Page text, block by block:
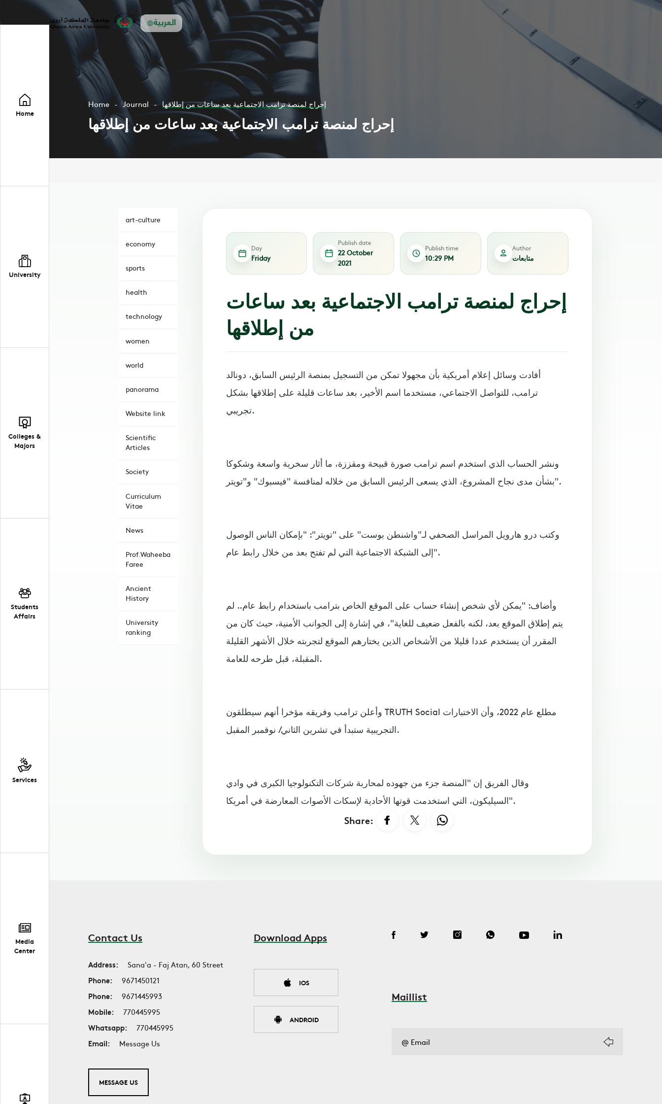
العربية
Home
University
Colleges &
Majors
Students
Affairs
Services
Media
Center
Home Journal إحراج لمنصة ترامب الاجتماعية بعد ساعات من إطلاقها
إحراج لمنصة ترامب الاجتماعية بعد ساعات من إطلاقها
art-culture
economy
sports
health
technology
women
world
panorama
Website link
Scientific
Articles
Society
Curriculum
Vitae
News
Prof.Waheeba
Faree
Ancient
History
University
ranking
Day
Friday
Publish date
22 October
2021
Publish time
10:29 PM
Author
متابعات
إحراج لمنصة ترامب الاجتماعية بعد ساعات
من إطلاقها
أفادت وسائل إعلام أمريكية بأن مجهولا تمكن من التسجيل بمنصة الرئيس السابق، دونالد
ترامب، للتواصل الاجتماعي، مستخدما اسم الأخير، بعد ساعات قليلة على إطلاقها بشكل
تجريبي.
ونشر الحساب الذي استخدم اسم ترامب صورة قبيحة ومقززة، ما أثار سخرية واسعة وشكوكا
بشأن مدى نجاح المشروع، الذي يسعى الرئيس السابق من خلاله لمنافسة "فيسبوك" و"تويتر".
وكتب درو هارويل المراسل الصحفي لـ"واشنطن بوست" على "تويتر": "بإمكان الناس الوصول
إلى الشبكة الاجتماعية التي لم تفتح بعد من خلال رابط عام".
وأضاف: "يمكن لأي شخص إنشاء حساب على الموقع الخاص بترامب باستخدام رابط عام.. لم
يتم إطلاق الموقع بعد، لكنه بالفعل ضعيف للغاية"، في إشارة إلى الجوانب الأمنية، حيث كان من
المقرر أن يستخدم عددا قليلا من الأشخاص الذين يختارهم الموقع لتجربته خلال الأشهر القليلة
المقبلة، قبل طرحه للعامة.
وأعلن ترامب وفريقه مؤخرا أنهم سيطلقون TRUTH Social مطلع عام 2022، وأن الاختبارات
التجريبية ستبدأ في تشرين الثاني/ نوفمبر المقبل.
وقال الفريق إن "المنصة جزء من جهوده لمحاربة شركات التكنولوجيا الكبرى في وادي
السيليكون، التي استخدمت قوتها الأحادية لإسكات الأصوات المعارضة في أمريكا".
Share:
Contact Us
Address:
Sana'a - Faj Atan, 60 Street
Phone:
9671450121
Phone:
9671445993
Mobile:
770445995
Whatsapp:
770445995
Email:
Message Us
MESSAGE US
Download Apps
IOS
ANDROID
Maillist